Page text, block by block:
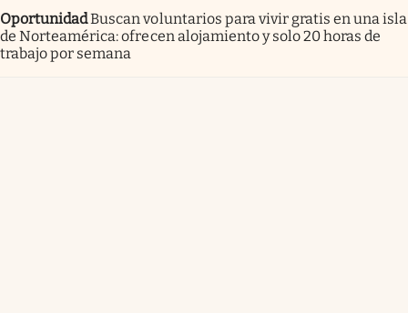
OportunidadBuscan voluntarios para vivir gratis en una isla
de Norteamérica: ofrecen alojamiento y solo 20 horas de
trabajo por semana